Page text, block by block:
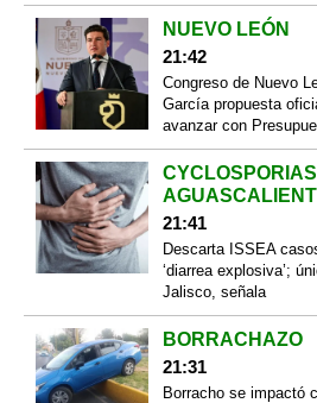
NUEVO LEÓN
21:42
Congreso de Nuevo
García propuesta
avanzar con
21:41
Descarta ISSEA
‘diarrea explosiva’;
Jalisco, señala
BORRACHAZO
21:31
Borracho se impactó